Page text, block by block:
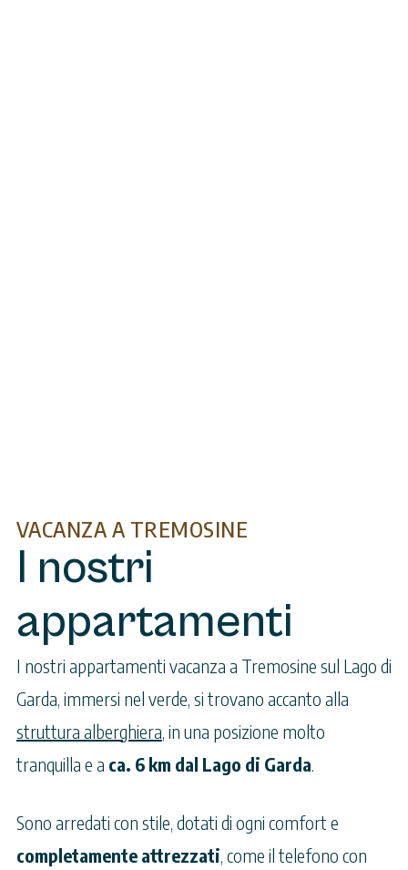
VACANZA A TREMOSINE
I nostri
appartamenti
I nostri appartamenti vacanza a Tremosine sul Lago di
Garda, immersi nel verde, si trovano accanto alla
struttura alberghiera, in una posizione molto
tranquilla e a ca. 6 km dal Lago di Garda.
Sono arredati con stile, dotati di ogni comfort e
completamente attrezzati, come il telefono con